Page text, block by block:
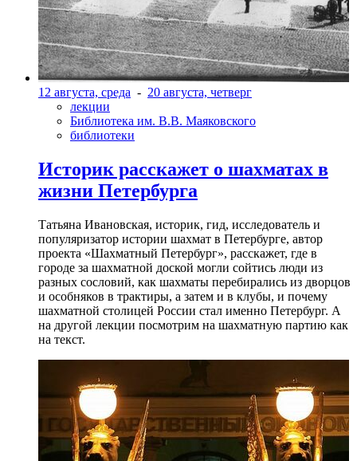
12 августа, среда - 20 августа, четверг
лекции
Библиотека им. В.В. Маяковского
библиотеки
Историк расскажет о шахматах в
жизни Петербурга
Татьяна Ивановская, историк, гид, исследователь и
популяризатор истории шахмат в Петербурге, автор
проекта «Шахматный Петербург», расскажет, где в
городе за шахматной доской могли сойтись люди из
разных сословий, как шахматы перебирались из дворцов
и особняков в трактиры, а затем и в клубы, и почему
шахматной столицей России стал именно Петербург. А
на другой лекции посмотрим на шахматную партию как
на текст.